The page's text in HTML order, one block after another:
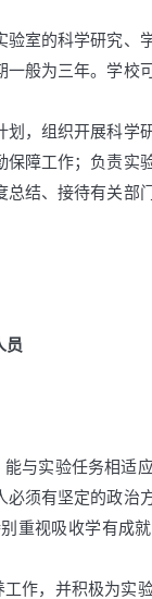
室的科学研究、
般为三年。学校
，组织开展科学
障工作；负责实
结、接待有关部
员
与实验任务相适
须有坚定的政治
重视吸收学有成
作，并积极为实